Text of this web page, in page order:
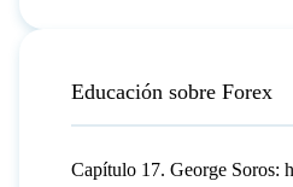
Educación sobre Forex
Capítulo 17. George Soros: